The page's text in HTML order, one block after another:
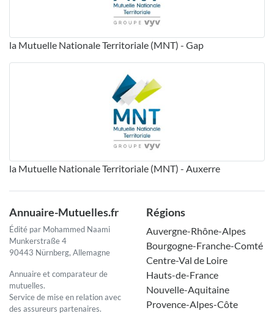
la Mutuelle Nationale Territoriale (MNT) - Gap
la Mutuelle Nationale Territoriale (MNT) - Auxerre
Annuaire-Mutuelles.fr
Édité par Mohammed Naami
Munkerstraße 4
90443 Nürnberg, Allemagne
Annuaire et comparateur de
mutuelles.
Service de mise en relation avec
des assureurs partenaires.
Régions
Auvergne-Rhône-Alpes
Bourgogne-Franche-Comté
Centre-Val de Loire
Hauts-de-France
Nouvelle-Aquitaine
Provence-Alpes-Côte